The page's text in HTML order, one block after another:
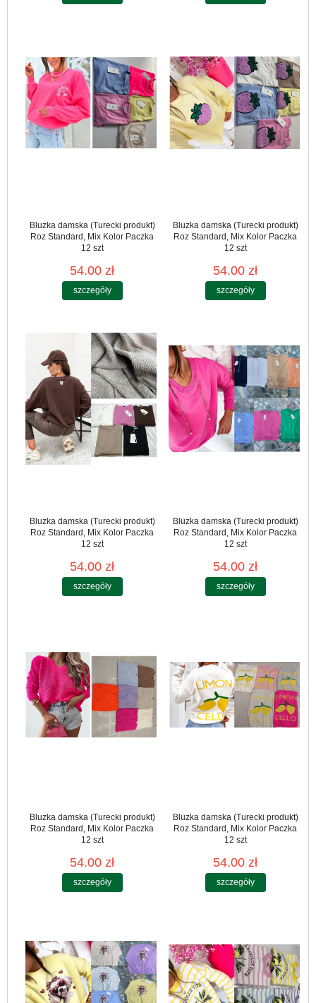
Bluzka damska (Turecki produkt)
Roz Standard, Mix Kolor Paczka
12 szt
54.00 zł
szczegóły
Bluzka damska (Turecki produkt)
Roz Standard, Mix Kolor Paczka
12 szt
54.00 zł
szczegóły
Bluzka damska (Turecki produkt)
Roz Standard, Mix Kolor Paczka
12 szt
54.00 zł
szczegóły
Bluzka damska (Turecki produkt)
Roz Standard, Mix Kolor Paczka
12 szt
54.00 zł
szczegóły
Bluzka damska (Turecki produkt)
Roz Standard, Mix Kolor Paczka
12 szt
54.00 zł
szczegóły
Bluzka damska (Turecki produkt)
Roz Standard, Mix Kolor Paczka
12 szt
54.00 zł
szczegóły